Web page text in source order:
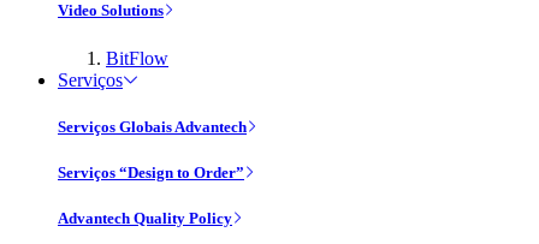
Video Solutions
BitFlow
Serviços
Serviços Globais Advantech
Serviços “Design to Order”
Advantech Quality Policy